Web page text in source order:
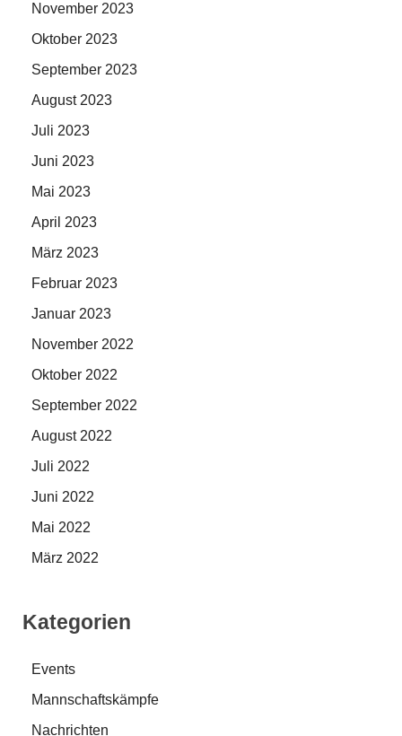
November 2023
Oktober 2023
September 2023
August 2023
Juli 2023
Juni 2023
Mai 2023
April 2023
März 2023
Februar 2023
Januar 2023
November 2022
Oktober 2022
September 2022
August 2022
Juli 2022
Juni 2022
Mai 2022
März 2022
Kategorien
Events
Mannschaftskämpfe
Nachrichten